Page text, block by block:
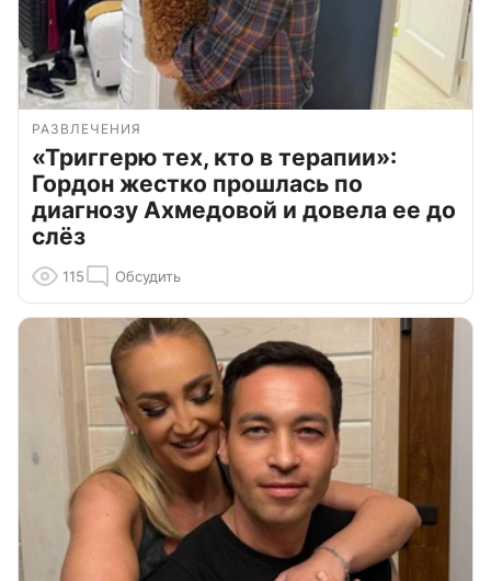
РАЗВЛЕЧЕНИЯ
«Триггерю тех, кто в терапии»:
Гордон жестко прошлась по
диагнозу Ахмедовой и довела ее до
слёз
115 Обсудить